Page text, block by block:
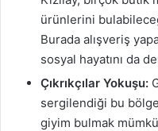
ürünlerini
Burada alışveriş
sosyal hayatını da
Çıkrıkçılar Yokuşu:
sergilendiği bu
giyim bulmak